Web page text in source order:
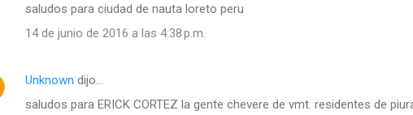
saludos para ciudad de nauta loreto peru
14 de junio de 2016 a las 4:38 p.m.
Unknown dijo…
saludos para ERICK CORTEZ la gente chevere de vmt. residentes de